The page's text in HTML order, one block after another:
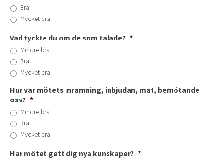
Bra
Mycket bra
Vad tyckte du om de som talade? *
Mindre bra
Bra
Mycket bra
Hur var mötets inramning, inbjudan, mat, bemötande
osv? *
Mindre bra
Bra
Mycket bra
Har mötet gett dig nya kunskaper? *